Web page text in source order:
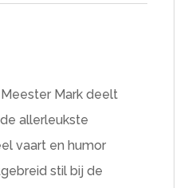
Mark deelt
allerleukste
vaart en humor
stil bij de